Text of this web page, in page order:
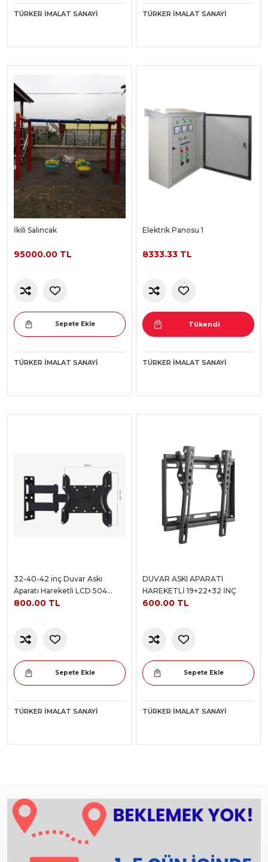
TÜRKER İMALAT SANAYI TÜRKER İMALAT SANAYI
İkili Salıncak
95000.00 TL
Sepete Ekle
TÜRKER İMALAT SANAYI
Elektrik Panosu 1
8333.33 TL
Tükendi
TÜRKER İMALAT SANAYI
32-40-42 inç Duvar Askı
Aparatı Hareketli LCD 504
MODELİ
800.00 TL
Sepete Ekle
TÜRKER İMALAT SANAYI
DUVAR ASKI APARATI
HAREKETLİ 19+22+32 İNÇ
600.00 TL
Sepete Ekle
TÜRKER İMALAT SANAYI